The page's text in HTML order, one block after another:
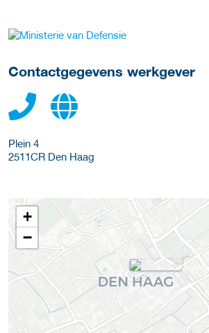
Meer werkgever details
Contactgegevens werkgever
Plein 4
2511CR Den Haag
+
−